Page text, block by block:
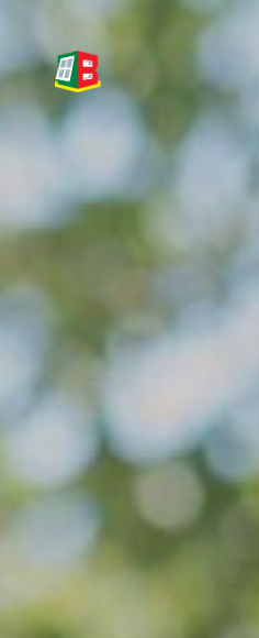
Panneau de gestion des cookies